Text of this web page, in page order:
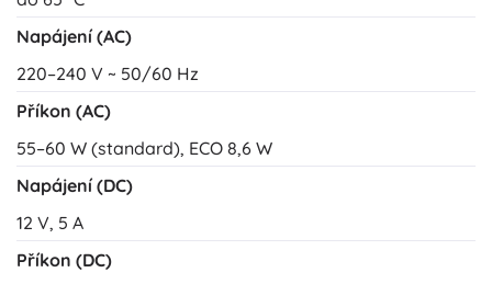
Napájení (AC)
220–240 V ~ 50/60 Hz
Příkon (AC)
55–60 W (standard), ECO 8,6 W
Napájení (DC)
12 V, 5 A
Příkon (DC)